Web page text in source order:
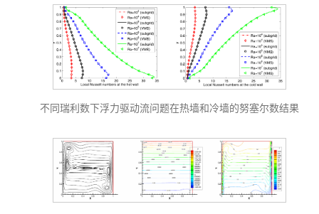
不同瑞利数下浮力驱动流问题在热墙和冷墙的努塞尔数结果